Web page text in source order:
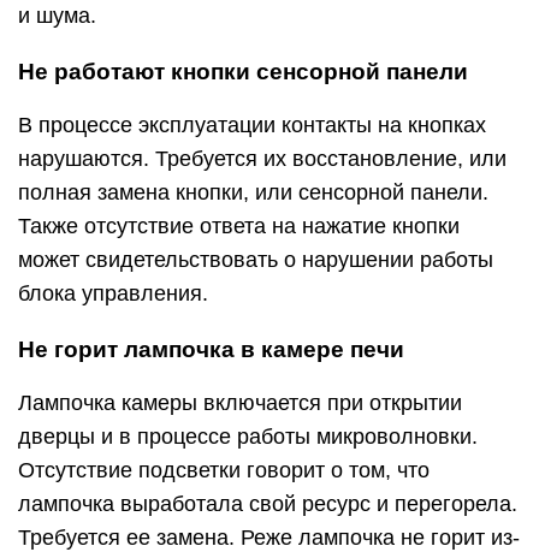
и шума.
Не работают кнопки сенсорной панели
В процессе эксплуатации контакты на кнопках
нарушаются. Требуется их восстановление, или
полная замена кнопки, или сенсорной панели.
Также отсутствие ответа на нажатие кнопки
может свидетельствовать о нарушении работы
блока управления.
Не горит лампочка в камере печи
Лампочка камеры включается при открытии
дверцы и в процессе работы микроволновки.
Отсутствие подсветки говорит о том, что
лампочка выработала свой ресурс и перегорела.
Требуется ее замена. Реже лампочка не горит из-